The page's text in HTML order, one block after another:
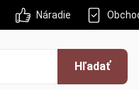
Náradie
Hľadať